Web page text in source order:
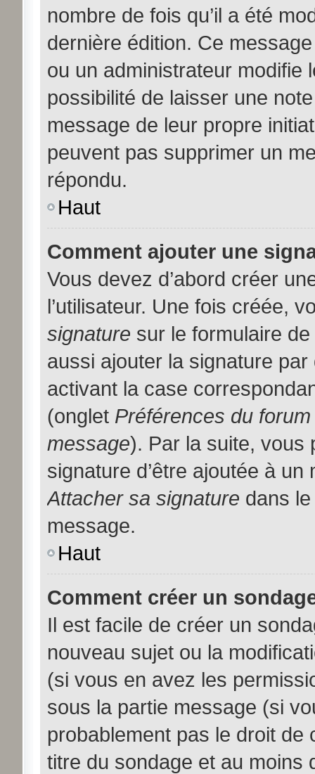
nombre de fois qu’il a été
dernière édition. Ce
ou un administrateur modifie
possibilité de laisser une
message de leur propre
peuvent pas supprimer un
répondu.
Haut
Comment ajouter une
Vous devez d’abord créer
l’utilisateur. Une fois créée,
signature sur le formulaire
aussi ajouter la signature
activant la case
(onglet Préférences du
message). Par la suite, vous
signature d’être ajoutée à
Attacher sa signature dans
message.
Haut
Comment créer un
Il est facile de créer un
nouveau sujet ou la
(si vous en avez les
sous la partie message (si
probablement pas le droit
titre du sondage et au moins